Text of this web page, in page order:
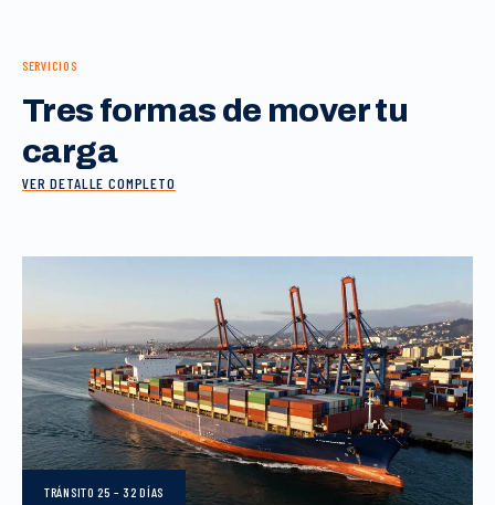
SERVICIOS
Tres formas de mover tu
carga
VER DETALLE COMPLETO
TRÁNSITO 25 – 32 DÍAS